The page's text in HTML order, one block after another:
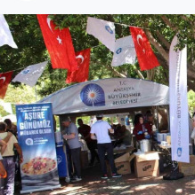
YEREL HABER
Haberde insan
Tanıtım